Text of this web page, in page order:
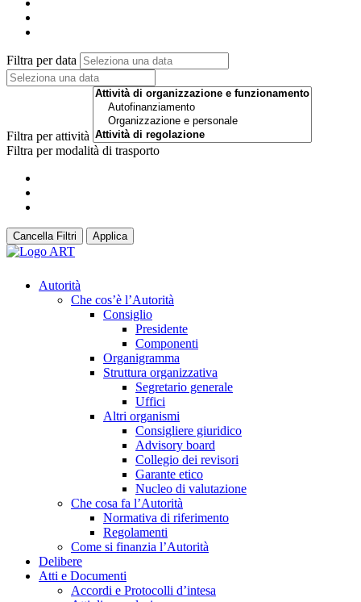
Filtra per data
Filtra per attività
Filtra per modalità di trasporto
Cancella Filtri Applica
Autorità
Che cos’è l’Autorità
Consiglio
Presidente
Componenti
Organigramma
Struttura organizzativa
Segretario generale
Uffici
Altri organismi
Consigliere giuridico
Advisory board
Collegio dei revisori
Garante etico
Nucleo di valutazione
Che cosa fa l’Autorità
Normativa di riferimento
Regolamenti
Come si finanzia l’Autorità
Delibere
Atti e Documenti
Accordi e Protocolli d’intesa